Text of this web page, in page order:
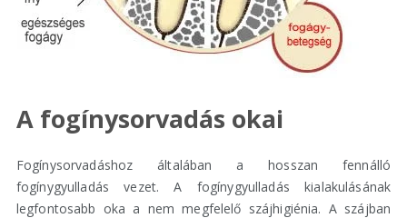
A fogínysorvadás okai
Fogínysorvadáshoz általában a hosszan fennálló
fogínygyulladás vezet. A fogínygyulladás kialakulásának
legfontosabb oka a nem megfelelő szájhigiénia. A szájban